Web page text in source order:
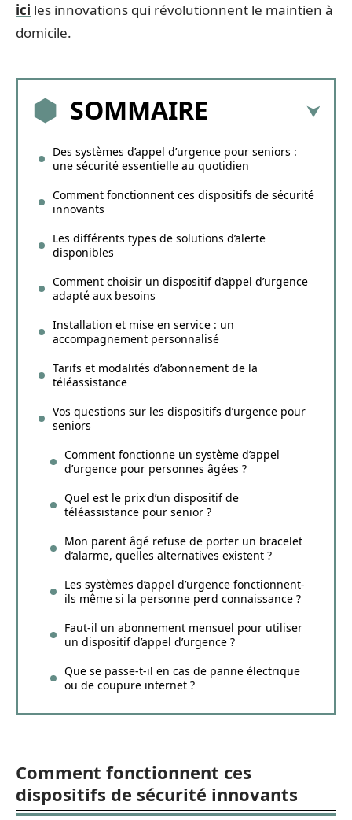
ici les innovations qui révolutionnent le maintien à
domicile.
SOMMAIRE
Des systèmes d’appel d’urgence pour seniors :
une sécurité essentielle au quotidien
Comment fonctionnent ces dispositifs de sécurité
innovants
Les différents types de solutions d’alerte
disponibles
Comment choisir un dispositif d’appel d’urgence
adapté aux besoins
Installation et mise en service : un
accompagnement personnalisé
Tarifs et modalités d’abonnement de la
téléassistance
Vos questions sur les dispositifs d’urgence pour
seniors
Comment fonctionne un système d’appel
d’urgence pour personnes âgées ?
Quel est le prix d’un dispositif de
téléassistance pour senior ?
Mon parent âgé refuse de porter un bracelet
d’alarme, quelles alternatives existent ?
Les systèmes d’appel d’urgence fonctionnent-
ils même si la personne perd connaissance ?
Faut-il un abonnement mensuel pour utiliser
un dispositif d’appel d’urgence ?
Que se passe-t-il en cas de panne électrique
ou de coupure internet ?
Comment fonctionnent ces
dispositifs de sécurité innovants